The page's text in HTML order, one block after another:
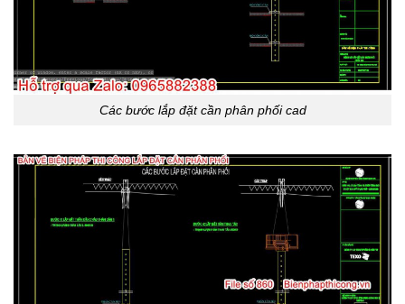
Các bước lắp đặt cần phân phối cad